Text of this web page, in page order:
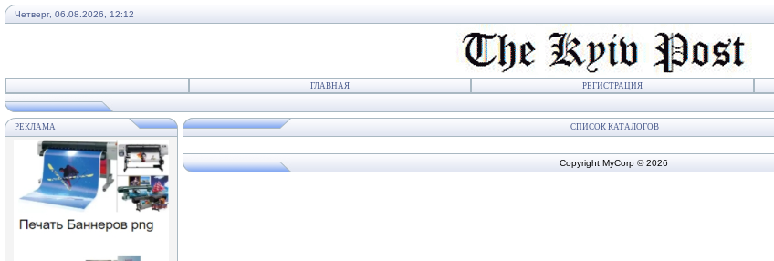
Четверг, 06.08.2026, 12:12
ГЛАВНАЯ РЕГИСТРАЦИЯ
РЕКЛАМА СПИСОК КАТАЛОГОВ
Copyright MyCorp © 2026